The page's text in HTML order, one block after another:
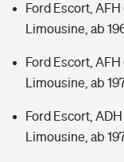
Ford Escort, AFH
Limousine, ab
Ford Escort, AFH
Limousine, ab
Ford Escort, ADH
Limousine, ab